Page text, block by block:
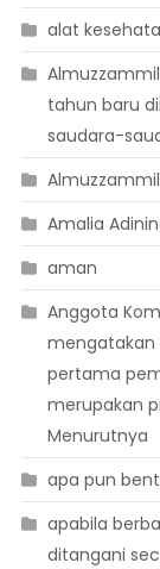
alat
tahun baru
saudara-
Amalia
aman
Anggota
mengatakan
pertama
merupakan
Menurutnya
apa pun
apabila
ditangani